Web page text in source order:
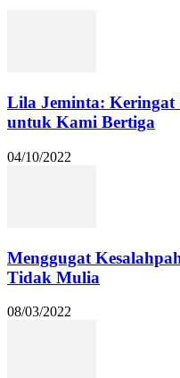
Lila Jeminta: Keringat
untuk Kami Bertiga
04/10/2022
Menggugat
Tidak Mulia
08/03/2022